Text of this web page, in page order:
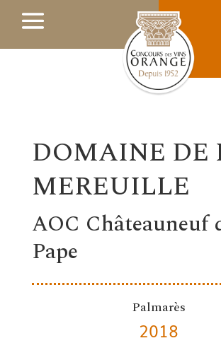
DOMAINE DE
MEREUILLE
AOC Châteauneuf
Pape
Palmarès
2018